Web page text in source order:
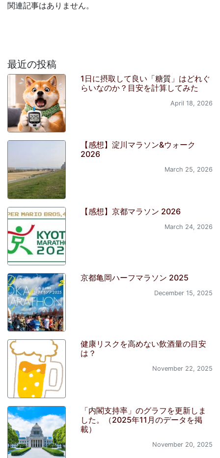
関連記事はありません。
最近の投稿
1日に摂取して良い「糖質」はどれぐ
らいなのか？目安を計算してみた
April 18, 2026
【感想】淀川マラソン&ウォーク
2026
March 25, 2026
【感想】京都マラソン 2026
March 24, 2026
京都亀岡ハーフマラソン 2025
December 15, 2025
健康リスクを高めない飲酒量の目安
は？
November 22, 2025
「内閣支持率」のグラフを更新しま
した。（2025年11月のデータを掲
載）
November 20, 2025